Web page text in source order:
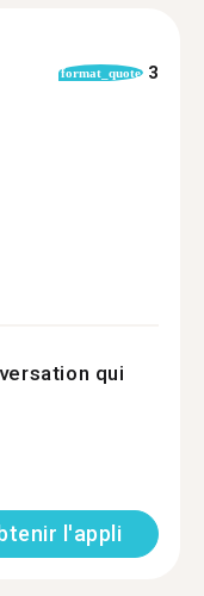
format_quote 3
qui
l'appli